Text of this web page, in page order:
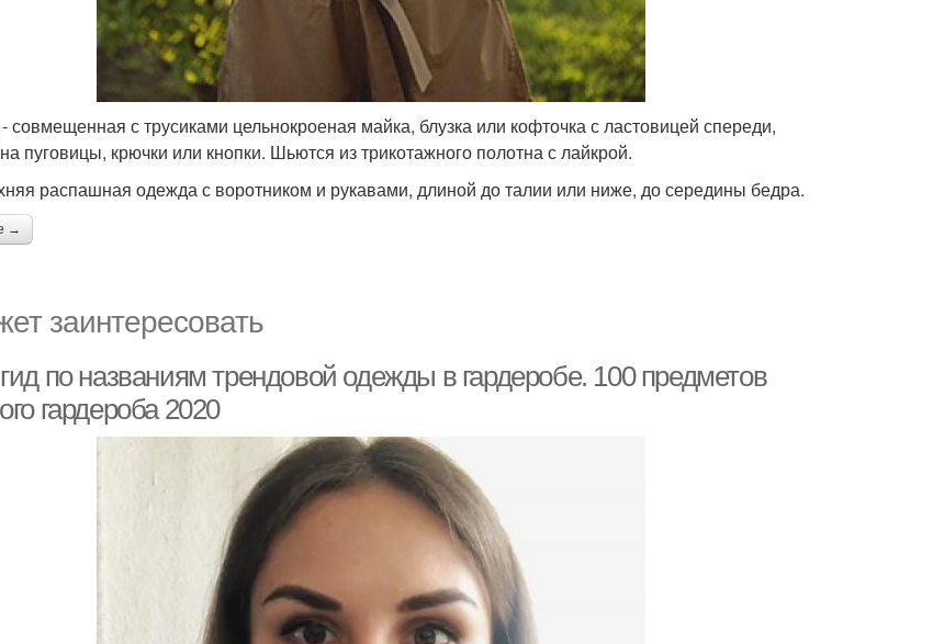
совмещенная с трусиками цельнокроеная майка, блузка или кофточка с ластовицей спереди,
на пуговицы, крючки или кнопки. Шьются из трикотажного полотна с лайкрой.
распашная одежда с воротником и рукавами, длиной до талии или ниже, до середины бедра.
→
заинтересовать
по названиям трендовой одежды в гардеробе. 100 предметов
гардероба 2020